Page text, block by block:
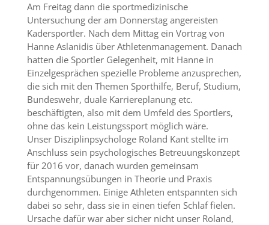
Am Freitag dann die sportmedizinische
Untersuchung der am Donnerstag angereisten
Kadersportler. Nach dem Mittag ein Vortrag von
Hanne Aslanidis über Athletenmanagement. Danach
hatten die Sportler Gelegenheit, mit Hanne in
Einzelgesprächen spezielle Probleme anzusprechen,
die sich mit den Themen Sporthilfe, Beruf, Studium,
Bundeswehr, duale Karriereplanung etc.
beschäftigten, also mit dem Umfeld des Sportlers,
ohne das kein Leistungssport möglich wäre.
Unser Disziplinpsychologe Roland Kant stellte im
Anschluss sein psychologisches Betreuungskonzept
für 2016 vor, danach wurden gemeinsam
Entspannungsübungen in Theorie und Praxis
durchgenommen. Einige Athleten entspannten sich
dabei so sehr, dass sie in einen tiefen Schlaf fielen.
Ursache dafür war aber sicher nicht unser Roland,